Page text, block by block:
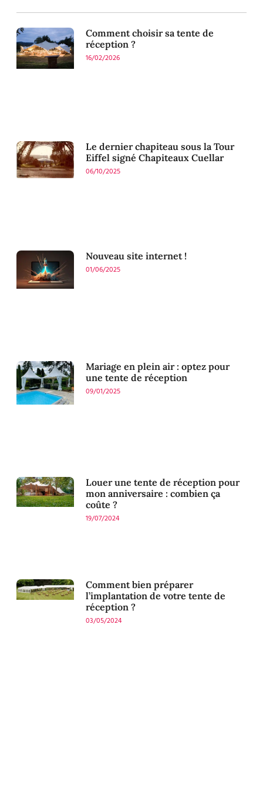
Comment choisir sa tente de
réception ?
16/02/2026
Le dernier chapiteau sous la Tour
Eiffel signé Chapiteaux Cuellar
06/10/2025
Nouveau site internet !
01/06/2025
Mariage en plein air : optez pour
une tente de réception
09/01/2025
Louer une tente de réception pour
mon anniversaire : combien ça
coûte ?
19/07/2024
Comment bien préparer
l’implantation de votre tente de
réception ?
03/05/2024